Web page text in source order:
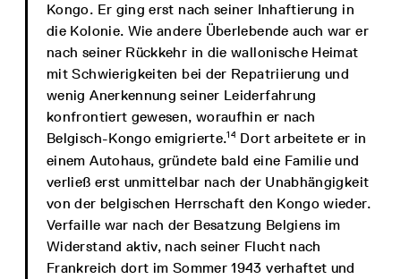
Kongo. Er ging erst nach seiner Inhaftierung in
die Kolonie. Wie andere Überlebende auch war er
nach seiner Rückkehr in die wallonische Heimat
mit Schwierigkeiten bei der Repatriierung und
wenig Anerkennung seiner Leiderfahrung
konfrontiert gewesen, woraufhin er nach
Belgisch-Kongo emigrierte.14 Dort arbeitete er in
einem Autohaus, gründete bald eine Familie und
verließ erst unmittelbar nach der Unabhängigkeit
von der belgischen Herrschaft den Kongo wieder.
Verfaille war nach der Besatzung Belgiens im
Widerstand aktiv, nach seiner Flucht nach
Frankreich dort im Sommer 1943 verhaftet und